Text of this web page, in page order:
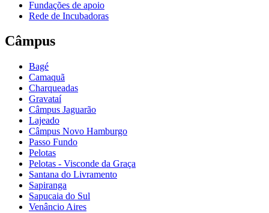
Fundações de apoio
Rede de Incubadoras
Câmpus
Bagé
Camaquã
Charqueadas
Gravataí
Câmpus Jaguarão
Lajeado
Câmpus Novo Hamburgo
Passo Fundo
Pelotas
Pelotas - Visconde da Graça
Santana do Livramento
Sapiranga
Sapucaia do Sul
Venâncio Aires